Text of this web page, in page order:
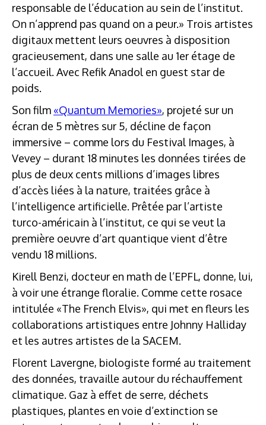
responsable de l’éducation au sein de l’institut.
On n’apprend pas quand on a peur.» Trois artistes
digitaux mettent leurs oeuvres à disposition
gracieusement, dans une salle au 1er étage de
l’accueil. Avec Refik Anadol en guest star de
poids.
Son film «Quantum Memories», projeté sur un
écran de 5 mètres sur 5, décline de façon
immersive – comme lors du Festival Images, à
Vevey – durant 18 minutes les données tirées de
plus de deux cents millions d’images libres
d’accès liées à la nature, traitées grâce à
l’intelligence artificielle. Prêtée par l’artiste
turco-américain à l’institut, ce qui se veut la
première oeuvre d’art quantique vient d’être
vendu 18 millions.
Kirell Benzi, docteur en math de l’EPFL, donne, lui,
à voir une étrange floralie. Comme cette rosace
intitulée «The French Elvis», qui met en fleurs les
collaborations artistiques entre Johnny Halliday
et les autres artistes de la SACEM.
Florent Lavergne, biologiste formé au traitement
des données, travaille autour du réchauffement
climatique. Gaz à effet de serre, déchets
plastiques, plantes en voie d’extinction se